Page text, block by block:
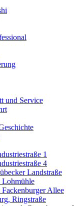
und Service
1
4
Landstraße
Lohmühle
Allee
Ringstraße